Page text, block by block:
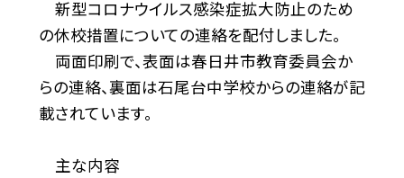
新型コロナウイルス感染症拡大防止のため
の休校措置についての連絡を配付しました。
両面印刷で、表面は春日井市教育委員会か
らの連絡、裏面は石尾台中学校からの連絡が記
載されています。
主な内容